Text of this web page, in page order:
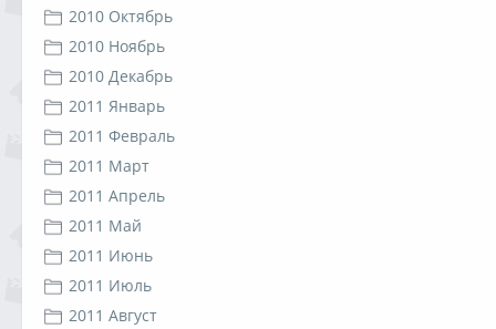
2010 Октябрь
2010 Ноябрь
2010 Декабрь
2011 Январь
2011 Февраль
2011 Март
2011 Апрель
2011 Май
2011 Июнь
2011 Июль
2011 Август